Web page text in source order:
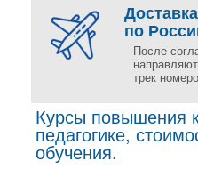
по
После
трек
Курсы повышения
педагогике,
обучения.